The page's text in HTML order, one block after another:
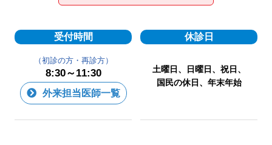
受付時間
（初診の方・再診方）
8:30～11:30
外来担当医師一覧
休診日
土曜日、日曜日、祝日、
国民の休日、年末年始